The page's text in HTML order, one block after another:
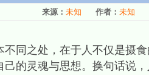
来源： 未知 作者： 未知
之处，在于人不仅是摄食
的灵魂与思想。换句话说